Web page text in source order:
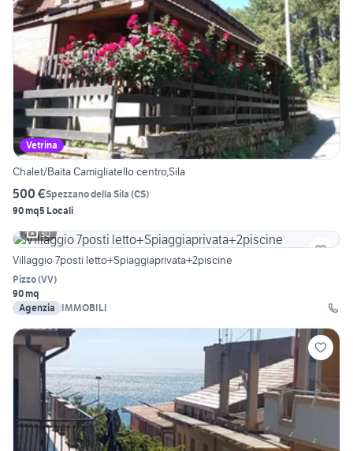
Vetrina
Chalet/Baita Camigliatello centro,Sila
500 €Spezzano della Sila (CS)
90 mq5 Locali
30
Villaggio 7posti letto+Spiaggiaprivata+2piscine
Pizzo(VV)
90 mq
Agenzia
IMMOBILI